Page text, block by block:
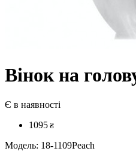
Вінок на
Є в наявності
1095 ₴
Модель: 18-1109Peach